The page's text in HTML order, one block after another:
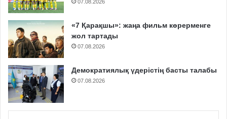
07.08.2026
«7 Қарақшы»: жаңа фильм көрерменге
жол тартады
07.08.2026
Демократиялық үдерістің басты талабы
07.08.2026